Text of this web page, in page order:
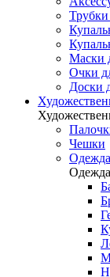
Трубки
Маски
Очки
Доски
Чешки